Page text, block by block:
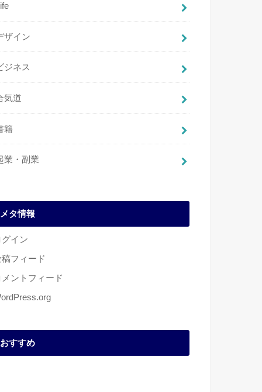
ザイン
ジネス
気道
籍
業・副業
メタ情報
グイン
稿フィード
メントフィード
おすすめ